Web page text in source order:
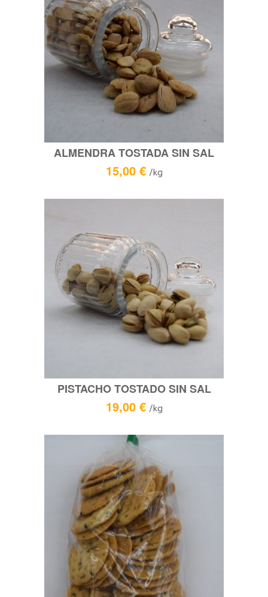
ALMENDRA TOSTADA SIN SAL
15,00 €/kg
PISTACHO TOSTADO SIN SAL
19,00 €/kg